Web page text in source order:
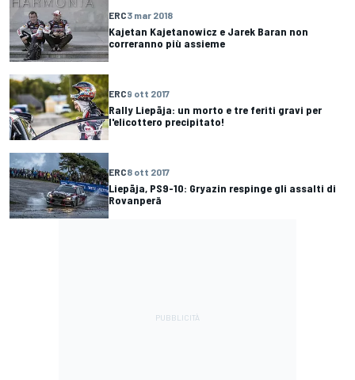
ERC3 mar 2018
Kajetan Kajetanowicz e Jarek Baran non
correranno più assieme
ERC9 ott 2017
Rally Liepāja: un morto e tre feriti gravi per
l'elicottero precipitato!
ERC8 ott 2017
Liepāja, PS9-10: Gryazin respinge gli assalti di
Rovanperä